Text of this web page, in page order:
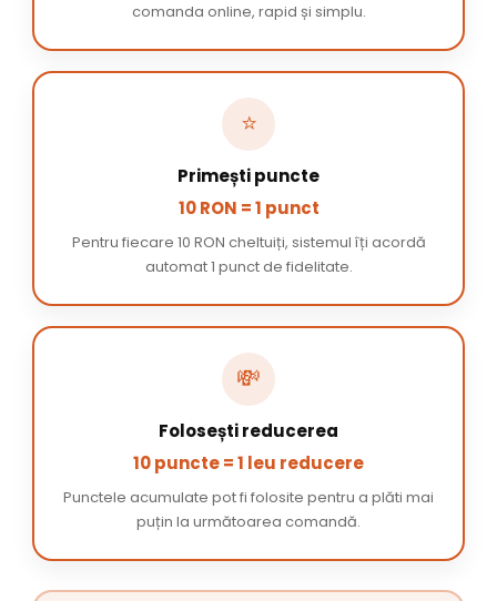
comanda online, rapid și simplu.
⭐
Primești puncte
10 RON = 1 punct
Pentru fiecare 10 RON cheltuiți, sistemul îți acordă
automat 1 punct de fidelitate.
💸
Folosești reducerea
10 puncte = 1 leu reducere
Punctele acumulate pot fi folosite pentru a plăti mai
puțin la următoarea comandă.